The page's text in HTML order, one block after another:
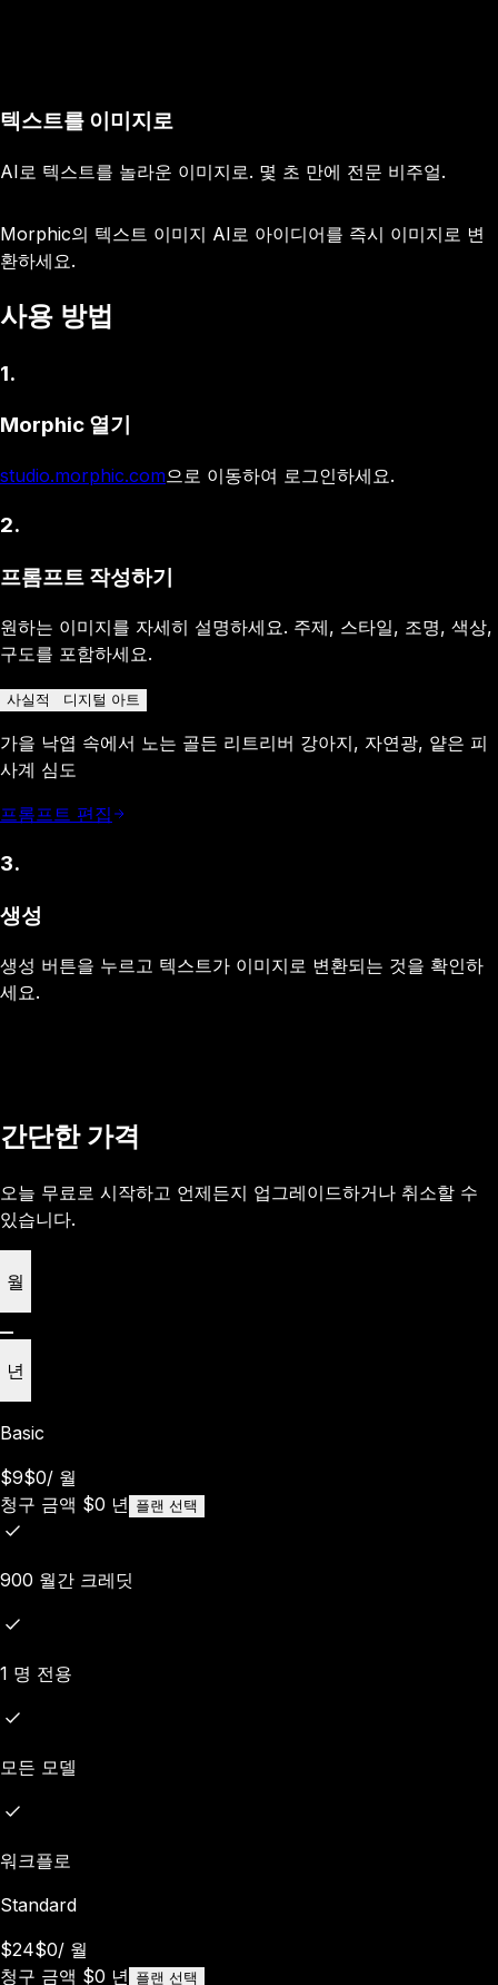
텍스트를 이미지로
AI로 텍스트를 놀라운 이미지로. 몇 초 만에 전문 비주얼.
Morphic의 텍스트 이미지 AI로 아이디어를 즉시 이미지로 변
환하세요.
사용 방법
1.
Morphic 열기
studio.morphic.com으로 이동하여 로그인하세요.
2.
프롬프트 작성하기
원하는 이미지를 자세히 설명하세요. 주제, 스타일, 조명, 색상,
구도를 포함하세요.
사실적 디지털 아트
가을 낙엽 속에서 노는 골든 리트리버 강아지, 자연광, 얕은 피
사계 심도
프롬프트 편집
3.
생성
생성 버튼을 누르고 텍스트가 이미지로 변환되는 것을 확인하
세요.
간단한 가격
오늘 무료로 시작하고 언제든지 업그레이드하거나 취소할 수
있습니다.
월
년
Basic
$9$0/ 월
청구 금액 $0 년 플랜 선택
900 월간 크레딧
1 명 전용
모든 모델
워크플로
Standard
$24$0/ 월
청구 금액 $0 년 플랜 선택